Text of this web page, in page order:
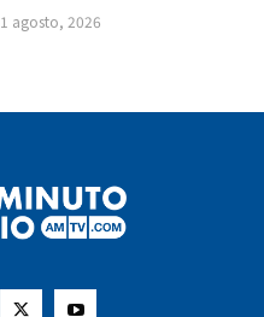
1 agosto, 2026